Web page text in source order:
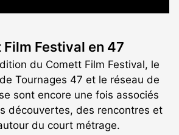
Film Festival en 47
du Comett Film Festival, le
Tournages 47 et le réseau de
sont encore une fois associés
découvertes, des rencontres et
du court métrage.